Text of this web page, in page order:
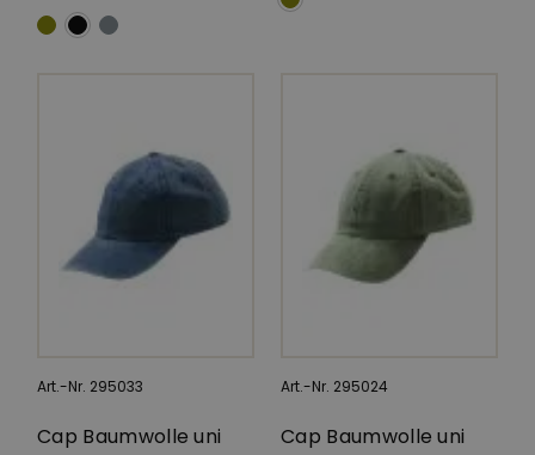
Art.-Nr. 295033
Cap Baumwolle uni
Art.-Nr. 295024
Cap Baumwolle uni